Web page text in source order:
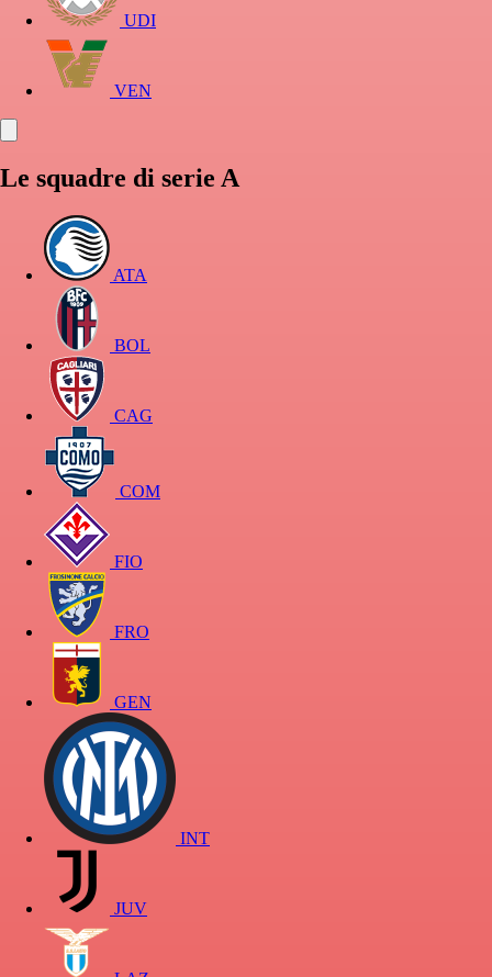
UDI
VEN
Le squadre di serie A
ATA
BOL
CAG
COM
FIO
FRO
GEN
INT
JUV